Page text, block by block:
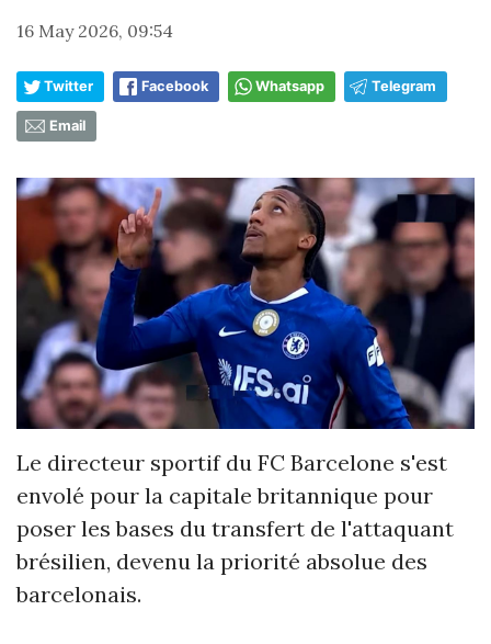
16 May 2026, 09:54
Twitter Facebook Whatsapp Telegram
Email
Le directeur sportif du FC Barcelone s'est
envolé pour la capitale britannique pour
poser les bases du transfert de l'attaquant
brésilien, devenu la priorité absolue des
barcelonais.